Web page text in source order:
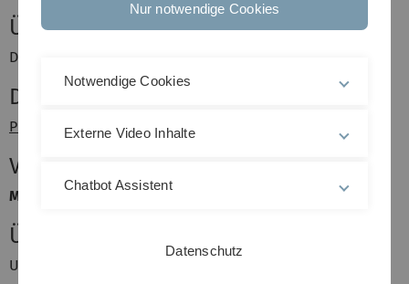
Übungen
Die Übungen werden über
Dozent
Prof. Dr. Jacobo Torán
Vorlesungszeiten
Mo. 12 - 14Uhr, RaumH20
Übungsleiter
Uwe Baier
Nur notwendige Cookies
Notwendige Cookies
Externe Video Inhalte
Chatbot Assistent
Datenschutz